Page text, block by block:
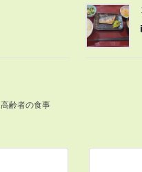
高齢者の食事